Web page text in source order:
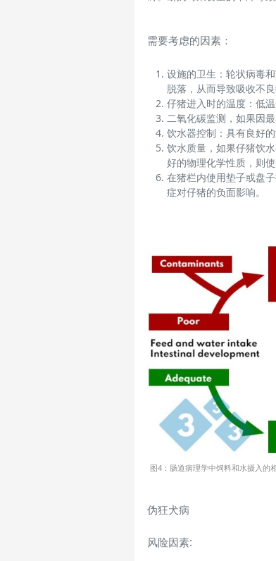
需要考虑的因素：
设施的卫生：轮状病毒
脱落，从而导致吸收不良
仔猪进入时的温度：低
二氧化碳监测，如果因
饮水器控制：具有良好
饮水质量，如果仔猪饮
好的物理化学性质，则
在猪栏内使用垫子或盘
症对仔猪的负面影响。
图4：肠道病理学中饲料和水摄入的
伪狂犬病
风险因素: